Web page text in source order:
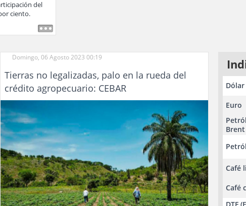
del
ciento.
Domingo, 06 Agosto 2023 00:19
Tierras no legalizadas, palo en la rueda del
crédito agropecuario: CEBAR
Dólar
Euro
Brent
Café
Café